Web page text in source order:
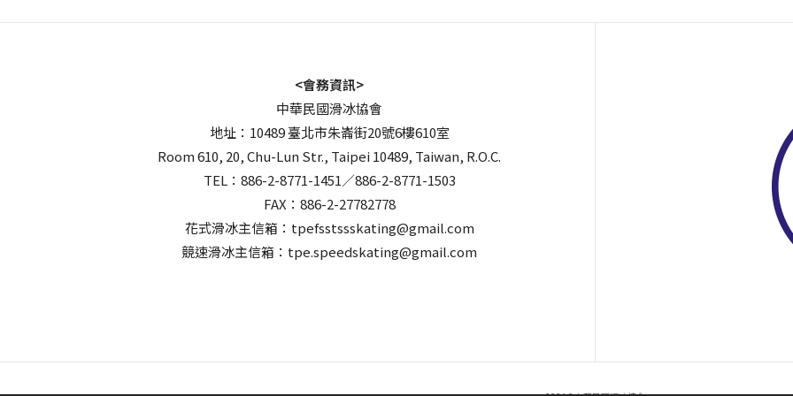
<會務資訊>
中華民國滑冰協會
地址：10489 臺北市朱崙街20號6樓610室
Room 610, 20, Chu-Lun Str., Taipei 10489, Taiwan, R.O.C.
TEL：886-2-8771-1451／886-2-8771-1503
FAX：886-2-27782778
花式滑冰主信箱：tpefsstssskating@gmail.com
競速滑冰主信箱：tpe.speedskating@gmail.com